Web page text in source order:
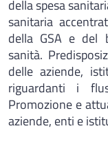
della spesa
sanitaria
della GSA e del
sanità.
delle aziende,
riguardanti i
Promozione e
aziende, enti e